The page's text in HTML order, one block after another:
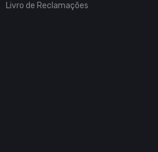
Livro de Reclamações